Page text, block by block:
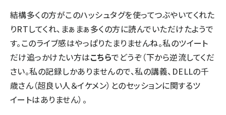
結構多くの方がこのハッシュタグを使ってつぶやいてくれた
りRTしてくれ、まぁまぁ多くの方に読んでいただけたようで
す。このライブ感はやっぱりたまりませんね。私のツイート
だけ追っかけたい方はこちらでどうぞ（下から逆流してくだ
さい。私の記録しかありませんので、私の講義、DELLの千
歳さん（超良い人＆イケメン）とのセッションに関するツ
イートはありません）。